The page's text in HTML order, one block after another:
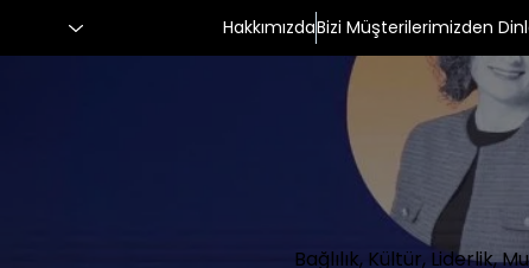
HakkımızdaBizi Müşterilerimizden
Bağlılık, Kültür, Liderlik,